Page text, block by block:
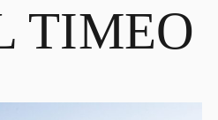
TIMEO